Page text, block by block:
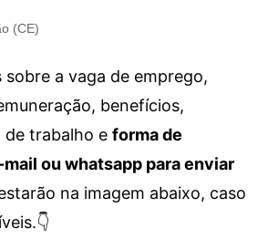
(CE)
a vaga de emprego,
benefícios,
de trabalho e forma de
ou whatsapp para enviar
na imagem abaixo, caso